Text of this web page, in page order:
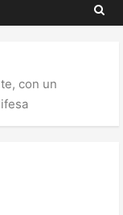
con un